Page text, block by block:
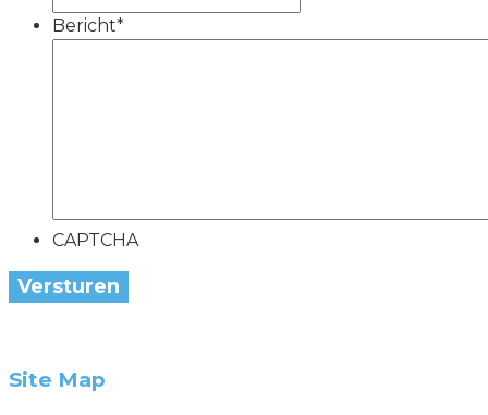
Bericht*
CAPTCHA
Versturen
Site Map